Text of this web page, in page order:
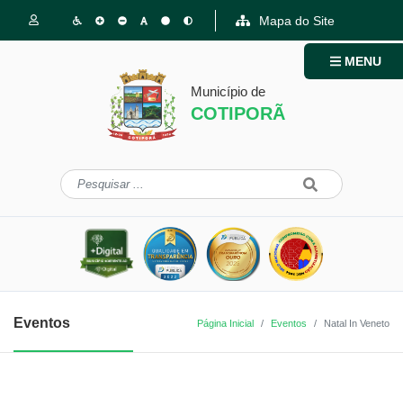
Mapa do Site
Município de
COTIPORÃ
MENU
Eventos Página Inicial Eventos Natal In Veneto